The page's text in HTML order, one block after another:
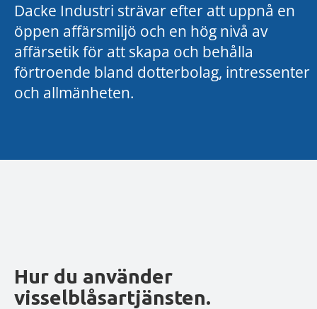
Dacke Industri strävar efter att uppnå en
öppen affärsmiljö och en hög nivå av
affärsetik för att skapa och behålla
förtroende bland dotterbolag, intressenter
och allmänheten.
Hur du använder
visselblåsartjänsten.